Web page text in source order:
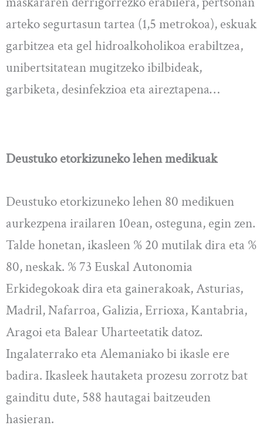
arteko segurtasun tartea (1,5 metrokoa), eskuak
garbitzea eta gel hidroalkoholikoa erabiltzea,
unibertsitatean mugitzeko ibilbideak,
garbiketa, desinfekzioa eta aireztapena…
Deustuko etorkizuneko lehen medikuak
Deustuko etorkizuneko lehen 80 medikuen
aurkezpena irailaren 10ean, osteguna, egin zen.
Talde honetan, ikasleen % 20 mutilak dira eta %
80, neskak. % 73 Euskal Autonomia
Erkidegokoak dira eta gainerakoak, Asturias,
Madril, Nafarroa, Galizia, Errioxa, Kantabria,
Aragoi eta Balear Uharteetatik datoz.
Ingalaterrako eta Alemaniako bi ikasle ere
badira. Ikasleek hautaketa prozesu zorrotz bat
gainditu dute, 588 hautagai baitzeuden
hasieran.